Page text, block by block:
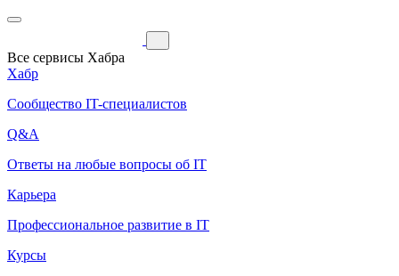
Все сервисы Хабра
Хабр
Сообщество IT-специалистов
Q&A
Ответы на любые вопросы об IT
Карьера
Профессиональное развитие в IT
Курсы